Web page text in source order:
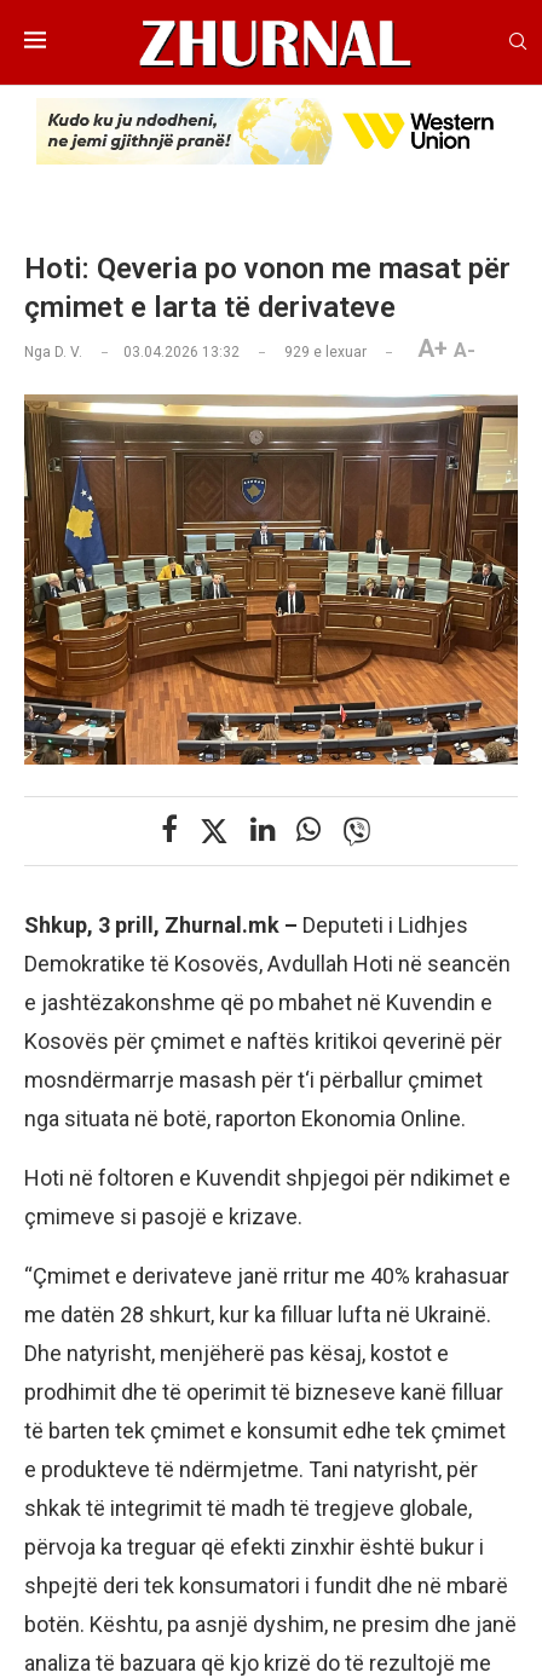
Hoti: Qeveria po vonon me masat për
çmimet e larta të derivateve
Nga D. V. 03.04.2026 13:32 929 e lexuar A+ A-
Shkup, 3 prill, Zhurnal.mk – Deputeti i Lidhjes
Demokratike të Kosovës, Avdullah Hoti në seancën
e jashtëzakonshme që po mbahet në Kuvendin e
Kosovës për çmimet e naftës kritikoi qeverinë për
mosndërmarrje masash për t‘i përballur çmimet
nga situata në botë, raporton Ekonomia Online.
Hoti në foltoren e Kuvendit shpjegoi për ndikimet e
çmimeve si pasojë e krizave.
“Çmimet e derivateve janë rritur me 40% krahasuar
me datën 28 shkurt, kur ka filluar lufta në Ukrainë.
Dhe natyrisht, menjëherë pas kësaj, kostot e
prodhimit dhe të operimit të bizneseve kanë filluar
të barten tek çmimet e konsumit edhe tek çmimet
e produkteve të ndërmjetme. Tani natyrisht, për
shkak të integrimit të madh të tregjeve globale,
përvoja ka treguar që efekti zinxhir është bukur i
shpejtë deri tek konsumatori i fundit dhe në mbarë
botën. Kështu, pa asnjë dyshim, ne presim dhe janë
analiza të bazuara që kjo krizë do të rezultojë me